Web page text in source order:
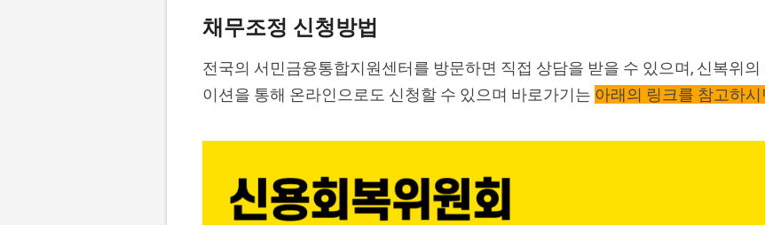
채무조정 신청방법
전국의 서민금융통합지원센터를 방문하면 직접 상담을 받을 수 있으며, 신복위
이션을 통해 온라인으로도 신청할 수 있으며 바로가기는 아래의 링크를 참고하